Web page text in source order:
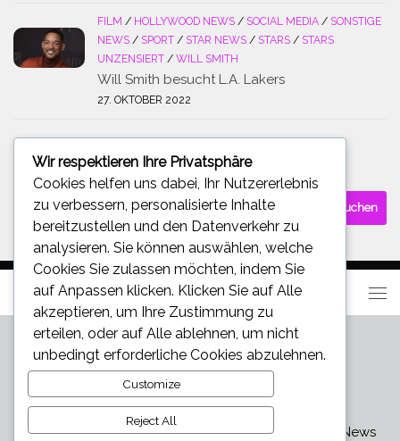
FILM / HOLLYWOOD NEWS / SOCIAL MEDIA / SONSTIGE
NEWS / SPORT / STAR NEWS / STARS / STARS
UNZENSIERT / WILL SMITH
Will Smith besucht L.A. Lakers
27. OKTOBER 2022
SUCHE
Suchen
nach:
Star und Promi News - Aktuelle Bilder, Videos und News
Wir respektieren Ihre Privatsphäre
Cookies helfen uns dabei, Ihr Nutzererlebnis
zu verbessern, personalisierte Inhalte
bereitzustellen und den Datenverkehr zu
analysieren. Sie können auswählen, welche
Cookies Sie zulassen möchten, indem Sie
auf Anpassen klicken. Klicken Sie auf Alle
akzeptieren , um Ihre Zustimmung zu
erteilen, oder auf Alle ablehnen , um nicht
unbedingt erforderliche Cookies abzulehnen.
Customize
Reject All